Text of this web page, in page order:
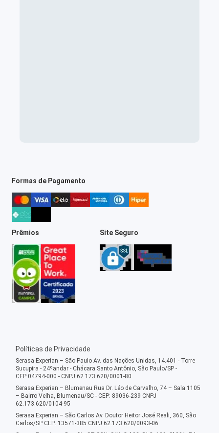
Formas de Pagamento
Prêmios Site Seguro
Políticas de Privacidade
Serasa Experian – São Paulo Av. das Nações Unidas, 14.401 - Torre
Sucupira - 24ºandar - Chácara Santo Antônio, São Paulo/SP -
CEP:04794-000 - CNPJ 62.173.620/0001-80
Serasa Experian – Blumenau Rua Dr. Léo de Carvalho, 74 – Sala 1105
– Bairro Velha, Blumenau/SC - CEP: 89036-239 CNPJ
62.173.620/0104-95
Serasa Experian – São Carlos Av. Doutor Heitor José Reali, 360, São
Carlos/SP CEP: 13571-385 CNPJ 62.173.620/0093-06